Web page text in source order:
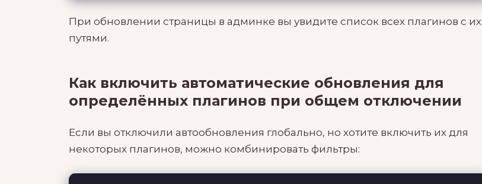
При обновлении страницы в админке вы увидите список всех плагинов с их
путями.
Как включить автоматические обновления для
определённых плагинов при общем отключении
Если вы отключили автообновления глобально, но хотите включить их для
некоторых плагинов, можно комбинировать фильтры: